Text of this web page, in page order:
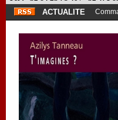
ACTUALITE